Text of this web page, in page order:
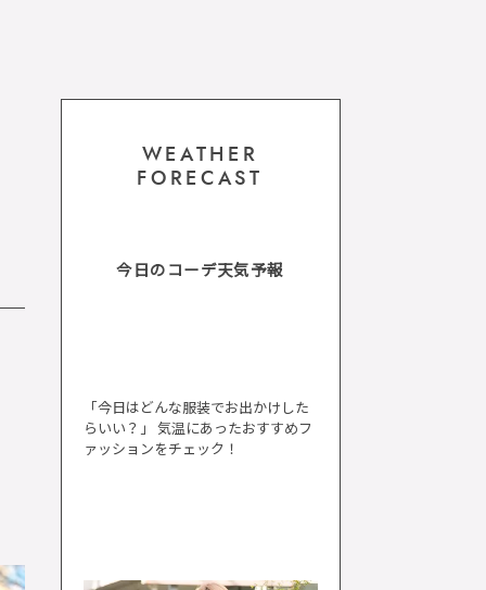
WEATHER
FORECAST
今日のコーデ天気予報
「今日はどんな服装でお出かけした
らいい？」 気温にあったおすすめフ
ァッションをチェック！